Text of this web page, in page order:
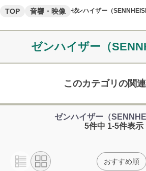
TOP 音響・映像 ゼンハイザー（
ゼンハイザー（
このカテゴリの関
ゼンハイザー（
5件中 1-5件表示
おすすめ順